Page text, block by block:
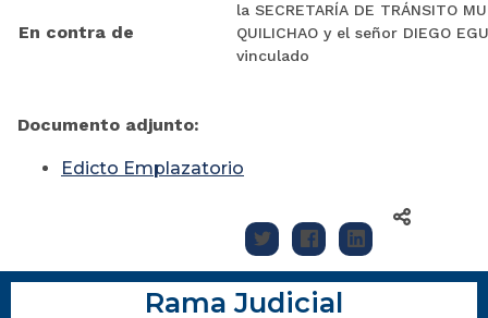
En contra de
la SECRETARÍA DE TRÁNSITO
QUILICHAO y el señor DIEGO
vinculado
Documento adjunto:
Edicto Emplazatorio
Rama Judicial